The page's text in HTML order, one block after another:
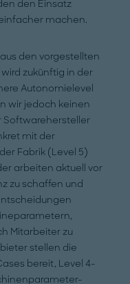
den Einsatz
machen.
den vorgestellten
zukünftig in der
Autonomielevel
wir jedoch keinen
Softwarehersteller
mit der
Fabrik (Level 5)
arbeiten aktuell vor
zu schaffen und
Mitarbeiter zu
stellen die
bereit, Level 4-